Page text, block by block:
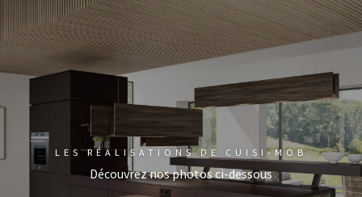
LES RÉALISATIONS DE CUISI-MOB
Découvrez nos photos ci-dessous